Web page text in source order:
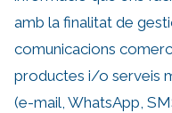
amb la finalitat de
comunicacions
productes i/o serveis
(e-mail, WhatsApp,